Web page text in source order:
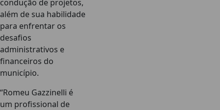
condução de projetos,
além de sua habilidade
para enfrentar os
desafios
administrativos e
financeiros do
município.
“Romeu Gazzinelli é
um profissional de